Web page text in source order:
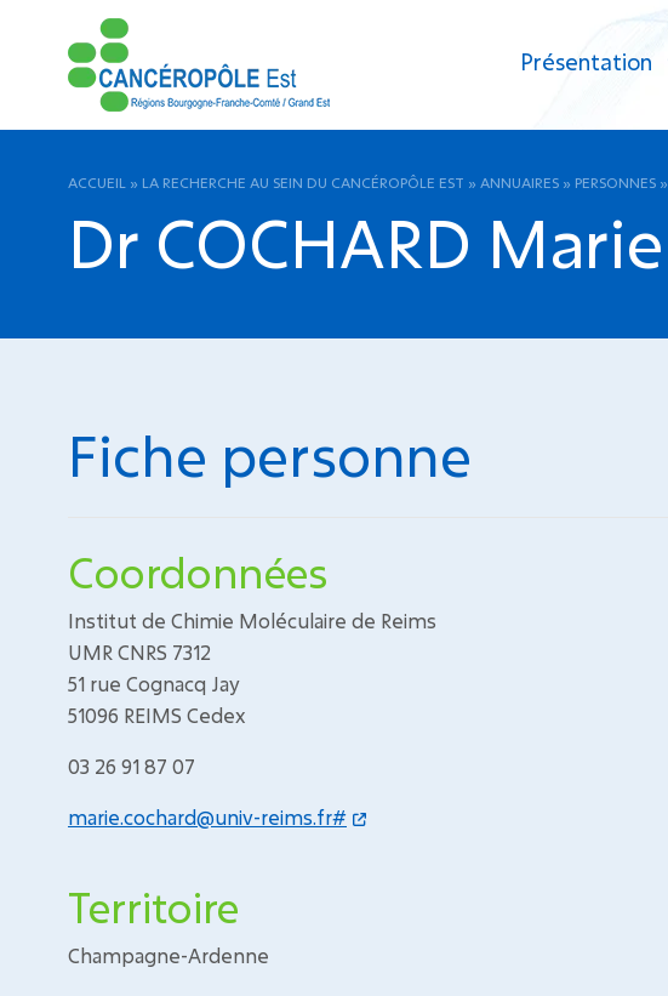
Présentation
ACCUEIL » LA RECHERCHE AU SEIN DU CANCÉROPÔLE EST » ANNUAIRES » PERSONNES »
Dr COCHARD Marie
Fiche personne
Coordonnées
Institut de Chimie Moléculaire de Reims
UMR CNRS 7312
51 rue Cognacq Jay
51096 REIMS Cedex
03 26 91 87 07
marie.cochard@univ-reims.fr#
Territoire
Champagne-Ardenne